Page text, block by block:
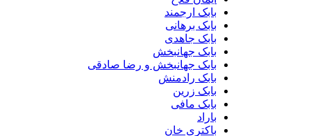
بابک ارجمند
بابک برهانی
بابک جاهدی
بابک جهانبخش
بابک جهانبخش و رضا صادقی
بابک رادمنش
بابک زرین
بابک مافی
باراد
باکتری خان